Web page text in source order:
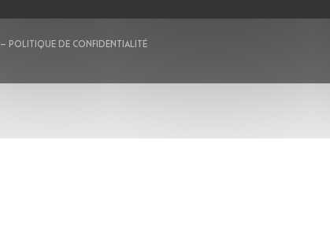
– POLITIQUE DE CONFIDENTIALITÉ